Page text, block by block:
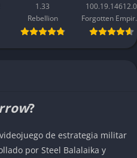
1.33
Rebellion
100.19.14612.0
?
de estrategia militar
por Steel Balalaika y